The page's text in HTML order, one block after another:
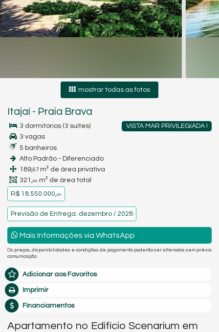
mostrar todas as fotos
Itajaí - Praia Brava
VISTA MAR PRIVILEGIADA !
3 dormitórios (3 suítes)
3 vagas
5 banheiros
Alto Padrão - Diferenciado
189,67 m² de área privativa
321,00 m² de área total
R$ 18.550.000,00
Previsão de Entrega: dezembro / 2028
Mais Informações via WhatsApp
Os preços, disponibilidades e condições de pagamento poderão ser alterados sem prévia
comunicação.
Adicionar aos Favoritos
Imprimir
Financiamentos
Apartamento no Edifício Scenarium em